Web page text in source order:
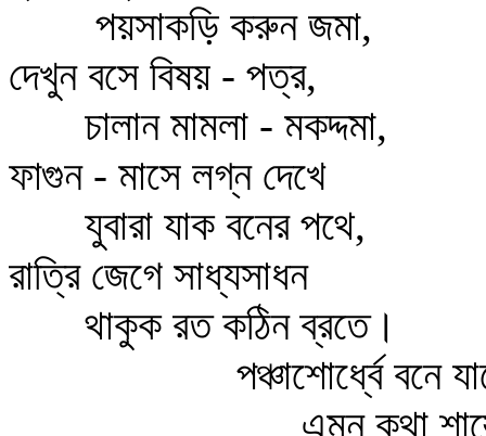
পয়সাকড়ি করুন জমা,
দেখুন বসে বিষয় - পত্র,
চালান মামলা - মকদ্দমা,
ফাগুন - মাসে লগ্ন দেখে
যুবারা যাক বনের পথে,
রাত্রি জেগে সাধ্যসাধন
থাকুক রত কঠিন ব্রতে।
পঞ্চাশোর্ধ্বে বনে
এমন কথা